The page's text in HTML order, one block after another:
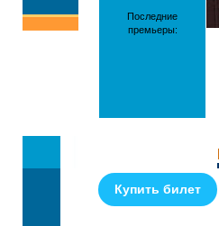
Последние
премьеры:
Купить билет